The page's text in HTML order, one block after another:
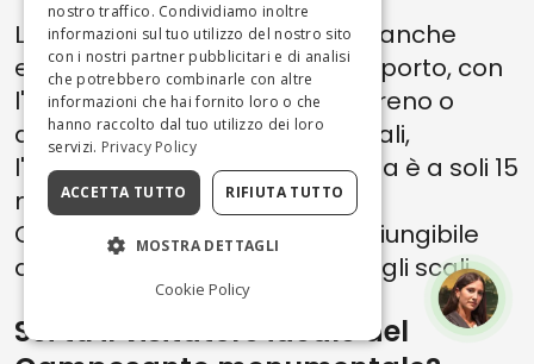
La posizione centrale significa anche
eccellenti collegamenti di trasporto, con
l'area accessibile in autobus, treno o
auto. Per i visitatori internazionali,
l'aeroporto Galileo Galilei di Pisa è a soli 15
minuti di distanza, rendendo il
Camposanto facilmente raggiungibile
anche per brevi visite durante gli scali.
Sei tu il visitatore ideale del
nostro traffico. Condividiamo inoltre
informazioni sul tuo utilizzo del nostro sito
con i nostri partner pubblicitari e di analisi
che potrebbero combinarle con altre
informazioni che hai fornito loro o che
hanno raccolto dal tuo utilizzo dei loro
servizi. Privacy Policy
ACCETTA TUTTO RIFIUTA TUTTO
MOSTRA DETTAGLI
Cookie Policy